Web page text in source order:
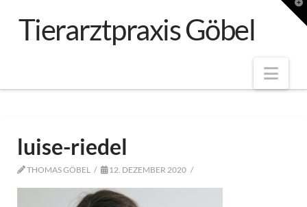
Tierarztpraxis Göbel
luise-riedel
THOMAS GÖBEL 12. DEZEMBER 2020